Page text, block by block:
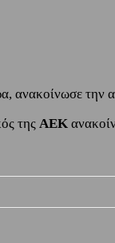
ανακοίνωσε την
της ΑΕΚ